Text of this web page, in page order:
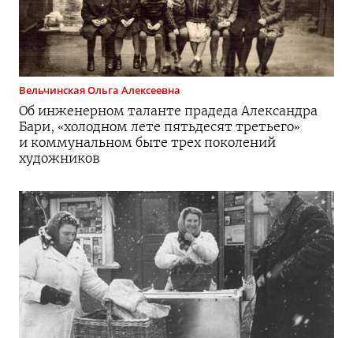
ВельчинскаяОльга Алексеевна
Об инженерном таланте прадеда Александра
Бари, «холодном лете пятьдесят третьего»
и коммунальном быте трех поколений
художников